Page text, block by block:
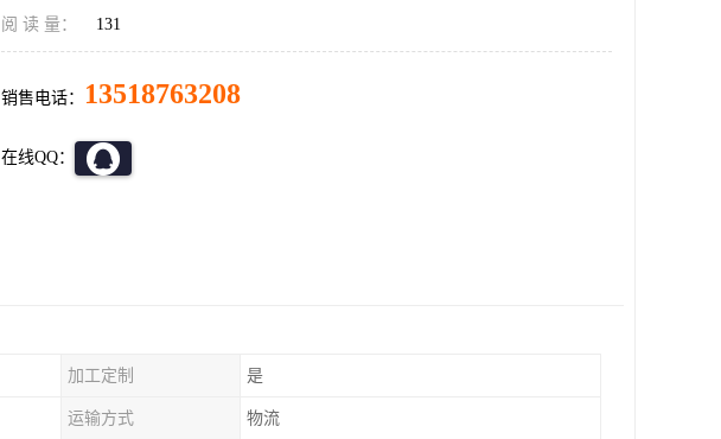
阅 读 量： 131
销售电话： 13518763208
在线QQ：
加工定制 是
运输方式 物流